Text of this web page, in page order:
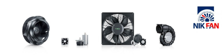
Skip
content